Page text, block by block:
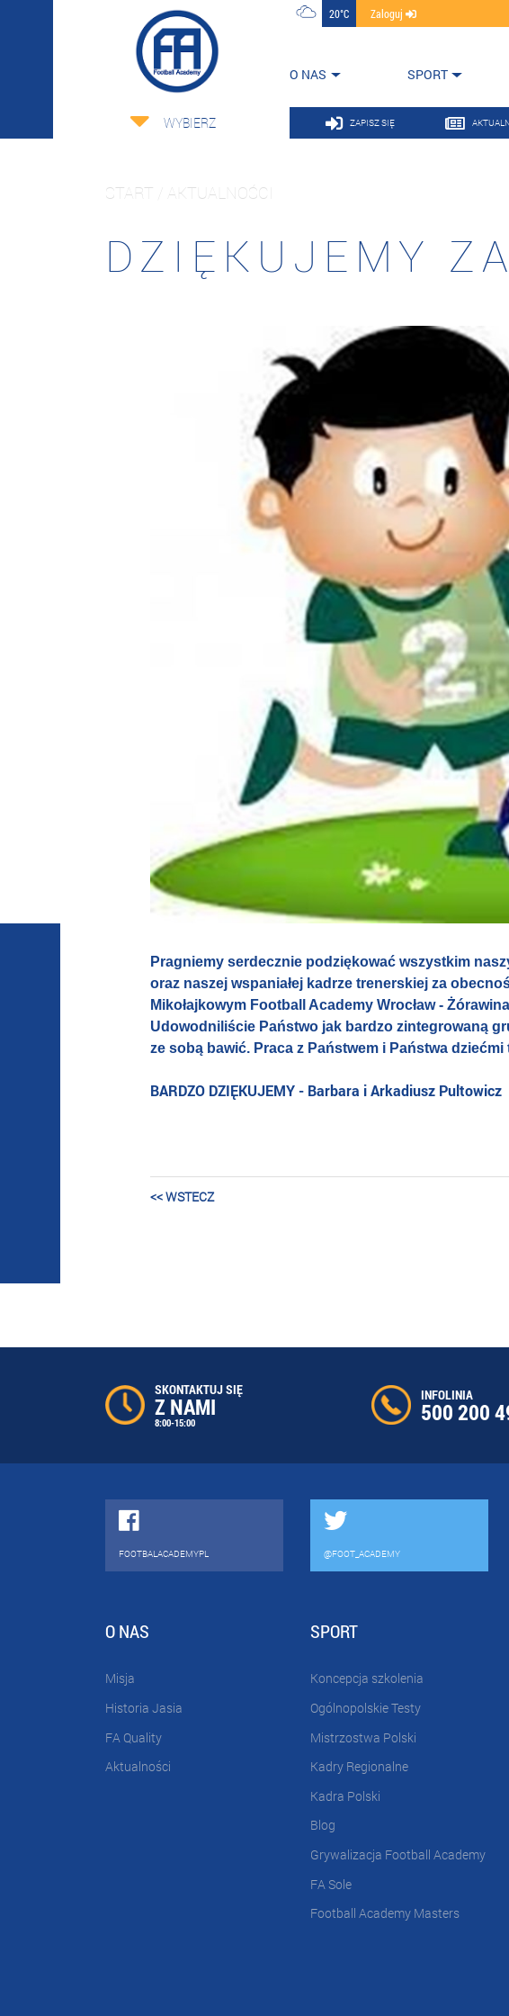
20°C Zaloguj
O NAS SPORT
WYBIERZ ZAPISZ SIĘ
START / AKTUALNOŚCI
DZIĘKUJEMY
Pragniemy serdecznie podziękować wszystkim
oraz naszej wspaniałej kadrze trenerskiej za
Mikołajkowym Football Academy Wrocław -
Udowodniliście Państwo jak bardzo zintegrowaną
ze sobą bawić. Praca z Państwem i Państwa
BARDZO DZIĘKUJEMY - Barbara i Arkadiusz Pultowicz
<< WSTECZ
SKONTAKTUJ SIĘ
Z NAMI
8:00-15:00
INFOLINIA
500 200
FOOTBALACADEMYPL @FOOT_ACADEMY
O NAS
Misja
Historia Jasia
FA Quality
Aktualności
SPORT
Koncepcja szkolenia
Ogólnopolskie Testy
Mistrzostwa Polski
Kadry Regionalne
Kadra Polski
Blog
Grywalizacja Football Academy
FA Sole
Football Academy Masters